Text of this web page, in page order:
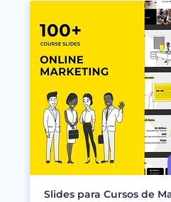
Slides para Cursos de